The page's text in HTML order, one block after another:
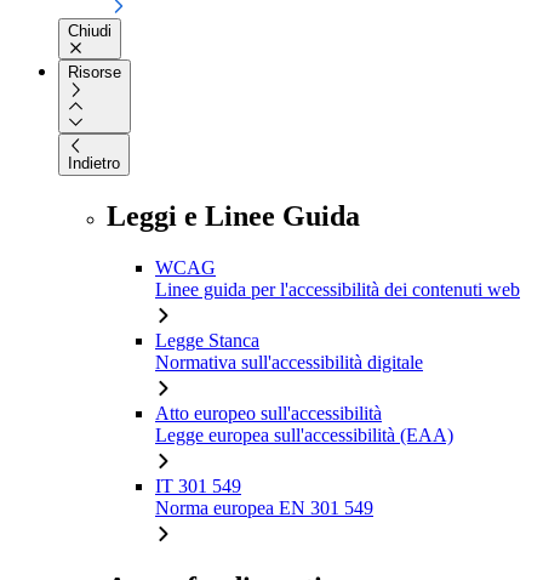
Chiudi
Risorse
Indietro
Leggi e Linee Guida
WCAG
Linee guida per l'accessibilità dei contenuti web
Legge Stanca
Normativa sull'accessibilità digitale
Atto europeo sull'accessibilità
Legge europea sull'accessibilità (EAA)
IT 301 549
Norma europea EN 301 549